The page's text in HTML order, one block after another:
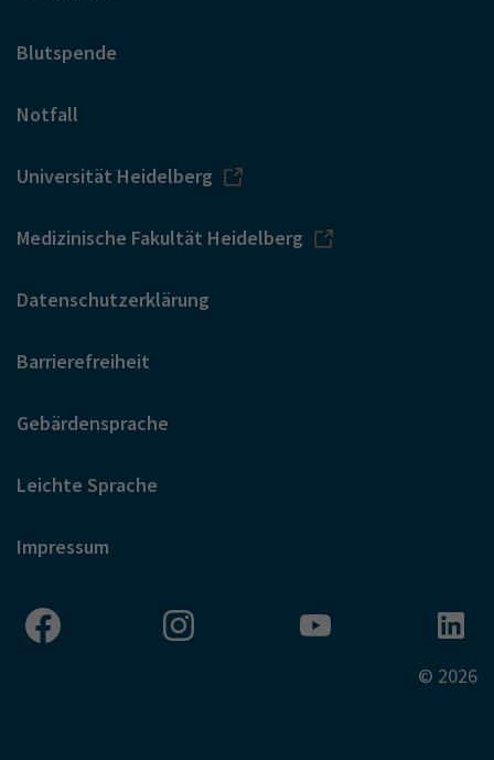
Blutspende
Notfall
Universität Heidelberg
Medizinische Fakultät Heidelberg
Datenschutzerklärung
Barrierefreiheit
Gebärdensprache
Leichte Sprache
Impressum
© 2026